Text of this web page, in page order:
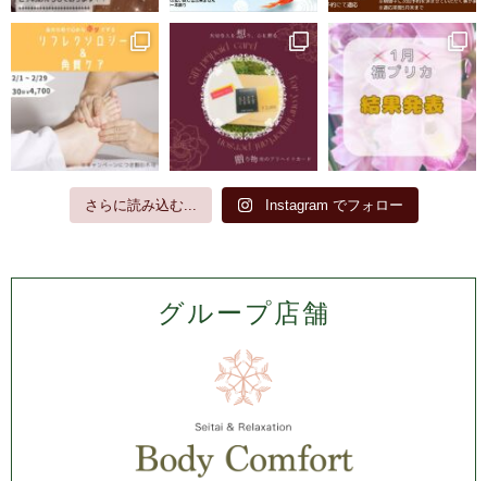
さらに読み込む... Instagram でフォロー
グループ店舗